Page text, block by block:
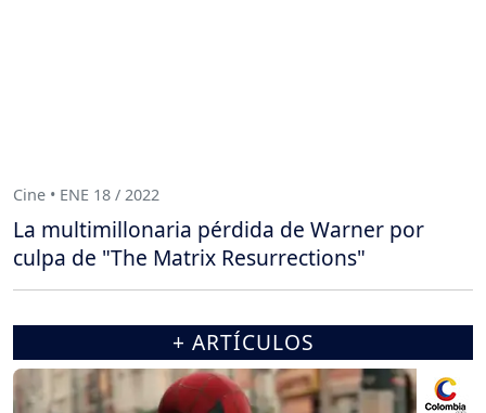
Cine • ENE 18 / 2022
La multimillonaria pérdida de Warner por
culpa de "The Matrix Resurrections"
+ ARTÍCULOS